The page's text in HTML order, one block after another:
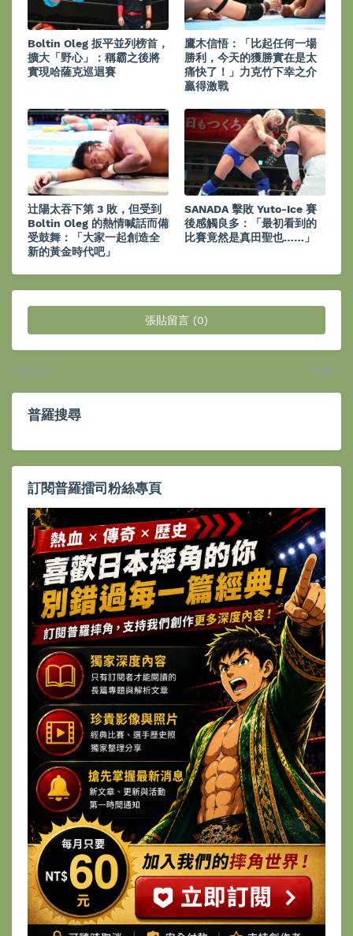
Boltin Oleg 扳平並列榜首，
擴大「野心」：稱霸之後將
實現哈薩克巡迴賽
鷹木信悟：「比起任何一場
勝利，今天的獲勝實在是太
痛快了！」力克竹下幸之介
贏得激戰
辻陽太吞下第 3 敗，但受到
Boltin Oleg 的熱情喊話而備
受鼓舞：「大家一起創造全
新的黃金時代吧」
SANADA 擊敗 Yuto-Ice 賽
後感觸良多：「最初看到的
比賽竟然是真田聖也……」
張貼留言 (0)
較新的 較舊
普羅搜尋
訂閱普羅擂司粉絲專頁